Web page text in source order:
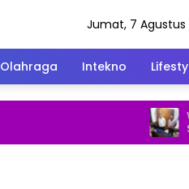
Jumat, 7 Agustus
Olahraga Intekno
Wawali
ke